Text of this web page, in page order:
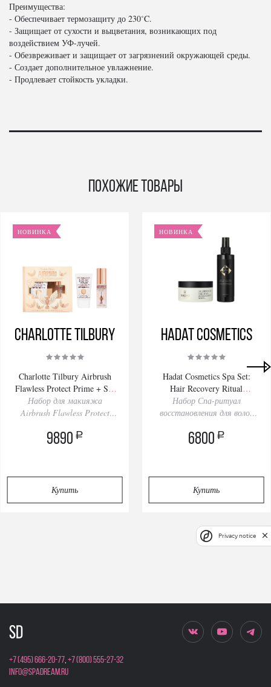
Преимущества:
- Обеспечивает термозащиту до 230˚C.
- Защищает от сухости и выцветания, возникающих под
воздействием УФ-лучей.
- Обезвреживает и защищает от загрязнений окружающей среды.
- Создает дополнительное увлажнение.
- Продлевает стойкость укладки.
Похожие товары
НОВИНКА
Charlotte Tilbury
Charlotte Tilbury Airbrush
Flawless Protect Prime + Set
Kit 30/34ml
Набор для макияжа
Airbrush Flawless Protect
9890 a
Купить
НОВИНКА
Hadat Cosmetics
Hadat Cosmetics Spa Set:
Hair Recovery Ritual
280/200ml
Набор Спа-ритуал
восстановления для волос
6800 a
Купить
+7 (495) 666-20-77,+7 (800) 555-27-32
info@spadream.ru
Privacy notice